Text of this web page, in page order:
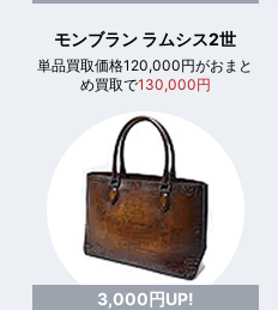
モンブラン ラムシス2世
単品買取価格120,000円がおまと
め買取で130,000円
3,000円UP!